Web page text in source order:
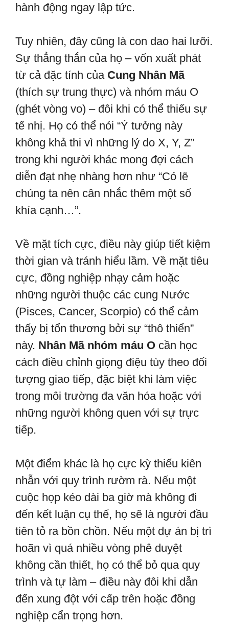
hành động ngay lập tức.
Tuy nhiên, đây cũng là con dao hai lưỡi.
Sự thẳng thắn của họ – vốn xuất phát
từ cả đặc tính của Cung Nhân Mã
(thích sự trung thực) và nhóm máu O
(ghét vòng vo) – đôi khi có thể thiếu sự
tế nhị. Họ có thể nói “Ý tưởng này
không khả thi vì những lý do X, Y, Z”
trong khi người khác mong đợi cách
diễn đạt nhẹ nhàng hơn như “Có lẽ
chúng ta nên cân nhắc thêm một số
khía cạnh…”.
Về mặt tích cực, điều này giúp tiết kiệm
thời gian và tránh hiểu lầm. Về mặt tiêu
cực, đồng nghiệp nhạy cảm hoặc
những người thuộc các cung Nước
(Pisces, Cancer, Scorpio) có thể cảm
thấy bị tổn thương bởi sự “thô thiển”
này. Nhân Mã nhóm máu O cần học
cách điều chỉnh giọng điệu tùy theo đối
tượng giao tiếp, đặc biệt khi làm việc
trong môi trường đa văn hóa hoặc với
những người không quen với sự trực
tiếp.
Một điểm khác là họ cực kỳ thiếu kiên
nhẫn với quy trình rườm rà. Nếu một
cuộc họp kéo dài ba giờ mà không đi
đến kết luận cụ thể, họ sẽ là người đầu
tiên tỏ ra bồn chồn. Nếu một dự án bị trì
hoãn vì quá nhiều vòng phê duyệt
không cần thiết, họ có thể bỏ qua quy
trình và tự làm – điều này đôi khi dẫn
đến xung đột với cấp trên hoặc đồng
nghiệp cẩn trọng hơn.